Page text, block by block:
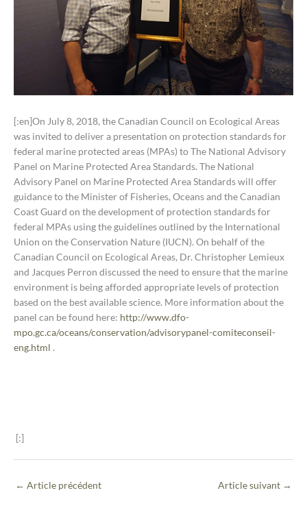
[:en]On July 8, 2018, the Canadian Council on Ecological Areas
was invited to deliver a presentation on protection standards for
federal marine protected areas (MPAs) to The National Advisory
Panel on Marine Protected Area Standards. The National
Advisory Panel on Marine Protected Area Standards will offer
guidance to the Minister of Fisheries, Oceans and the Canadian
Coast Guard on the development of protection standards for
federal MPAs using the guidelines outlined by the International
Union on the Conservation Nature (IUCN). On behalf of the
Canadian Council on Ecological Areas, Dr. Christopher Lemieux
and Jacques Perron discussed the need to ensure that the marine
environment is being afforded appropriate levels of protection
based on the best available science. More information about the
panel can be found here: http://www.dfo-
mpo.gc.ca/oceans/conservation/advisorypanel-comiteconseil-
eng.html .
[:]
← Article précédent Article suivant →